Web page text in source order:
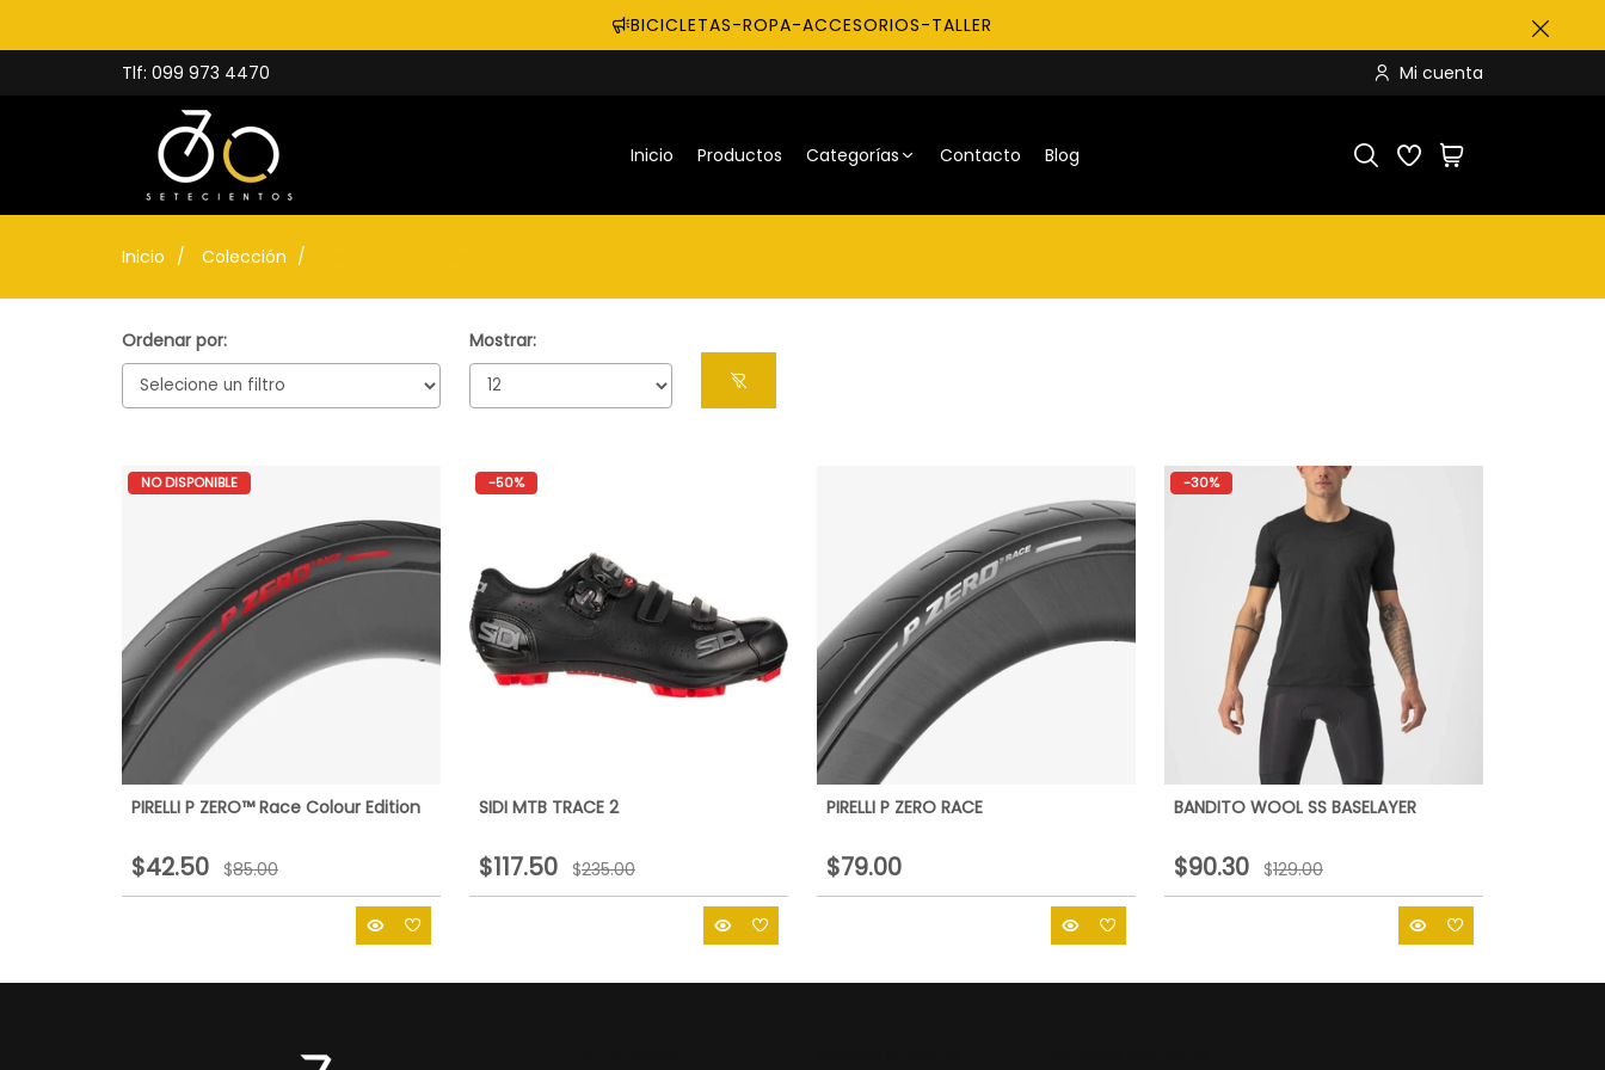
BICICLETAS-ROPA-ACCESORIOS-TALLER
Tlf: 099 973 4470
Mi cuenta
Inicio Productos Categorías Contacto Blog
Inicio Colección
Ordenar por: Mostrar:
NO DISPONIBLE
PIRELLI P ZERO™ Race Colour Edition
$42.50 $85.00
-50%
SIDI MTB TRACE 2
$117.50 $235.00
PIRELLI P ZERO RACE
$79.00
-30%
BANDITO WOOL SS BASELAYER
$90.30 $129.00